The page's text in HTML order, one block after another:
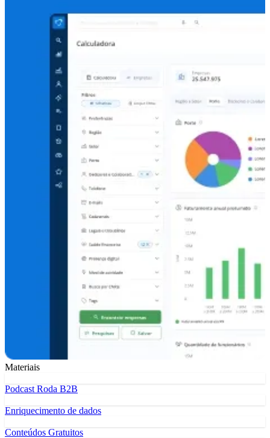
Materiais
Podcast Roda B2B
Enriquecimento de dados
Conteúdos Gratuitos